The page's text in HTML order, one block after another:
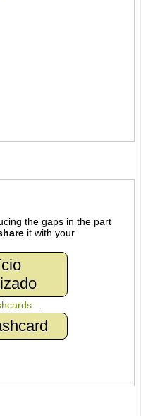
the gaps in the part
it with your
.